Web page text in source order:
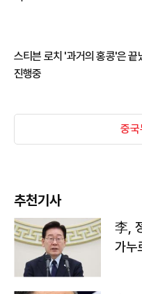
스티븐 로치 '과거의 홍콩'은
진행중
중국
추천기사
李,
가누